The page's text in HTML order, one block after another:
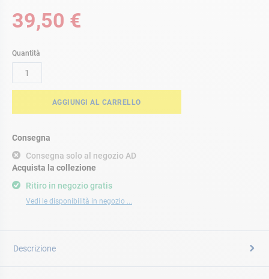
39,50 €
Quantità
AGGIUNGI AL CARRELLO
Consegna
Consegna solo al negozio AD
Ritiro in negozio gratis
Vedi le disponibilità in negozio ...
Acquista la collezione
Descrizione